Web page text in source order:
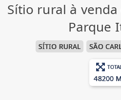
Sítio rural à venda
Parque
SÍTIO RURAL SÃO
48200